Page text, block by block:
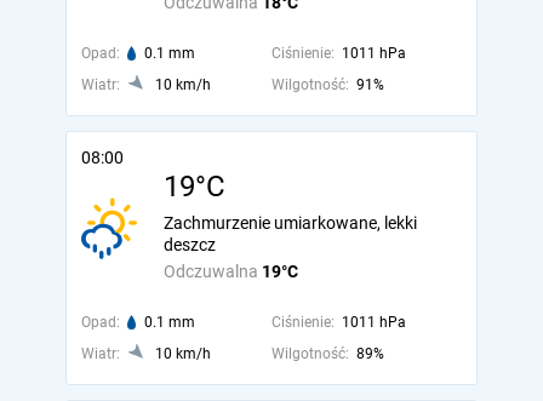
Opad: 0.1 mm Ciśnienie: 1011 hPa
Wiatr:
10 km/h Wilgotność: 91%
08:00
19°C
Odczuwalna 19°C
Zachmurzenie umiarkowane, lekki
deszcz
Opad: 0.1 mm Ciśnienie: 1011 hPa
Wiatr:
10 km/h Wilgotność: 89%